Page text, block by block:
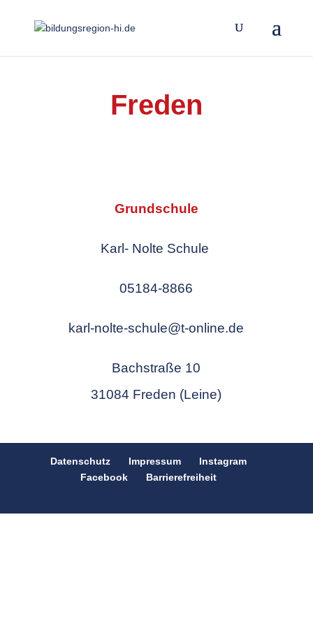
Freden
Grundschule
Karl- Nolte Schule
05184-8866
karl-nolte-schule@t-online.de
Bachstraße 10
31084 Freden (Leine)
Datenschutz Impressum
Instagram
Facebook
Barrierefreiheit